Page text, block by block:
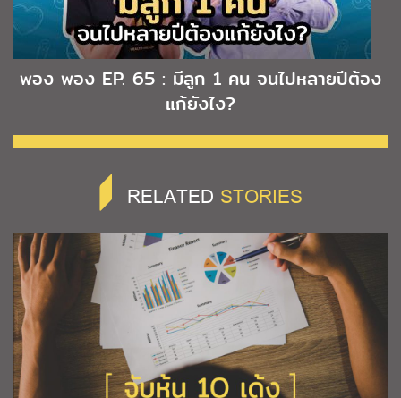
พอง พอง EP. 65 : มีลูก 1 คน จนไปหลายปีต้อง
แก้ยังไง?
RELATED STORIES